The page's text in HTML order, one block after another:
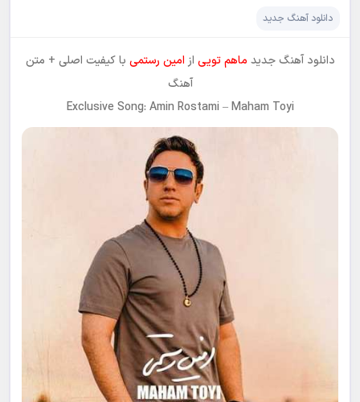
دانلود آهنگ جدید
دانلود آهنگ جدید ماهم تویی از امین رستمی با کیفیت اصلی + متن
آهنگ
Exclusive Song: Amin Rostami – Maham Toyi